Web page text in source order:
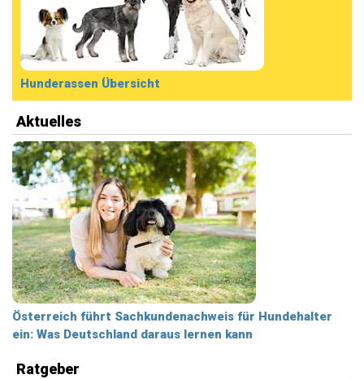
Hunderassen Übersicht
Aktuelles
Österreich führt Sachkundenachweis für Hundehalter
ein: Was Deutschland daraus lernen kann
Ratgeber